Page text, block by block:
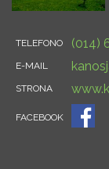
TELEFONO (014)
E-MAIL
STRONA
FACEBOOK